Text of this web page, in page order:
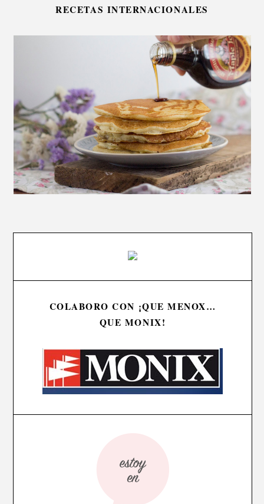
RECETAS INTERNACIONALES
COLABORO CON ¡QUE MENOX…
QUE MONIX!